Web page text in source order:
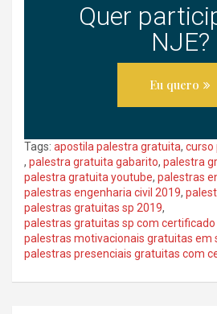
Quer
NJE?
Eu quero
Tags: apostila palestra gratuita, curso
, palestra gratuita gabarito, palestra
palestra gratuita youtube, palestras
palestras engenharia civil 2019,
palestras gratuitas sp 2019,
palestras gratuitas sp com certificado
palestras motivacionais gratuitas em
palestras presenciais gratuitas com